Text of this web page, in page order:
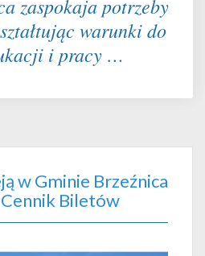
zaspokaja potrzeby
warunki do
i pracy …
w Gminie Brzeźnica
Cennik Biletów